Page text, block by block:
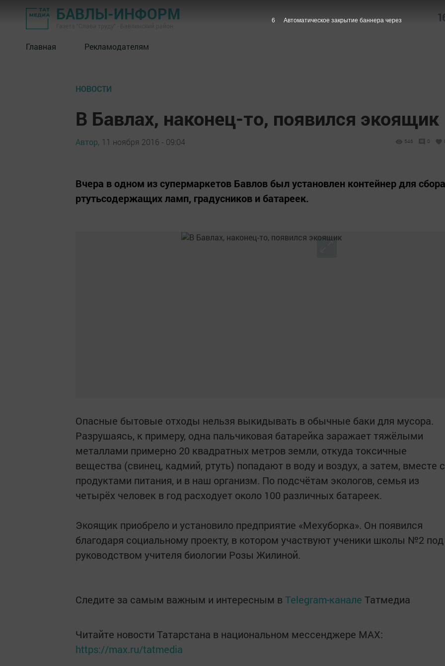
БАВЛЫ-ИНФОРМ
Главная Рекламодателям
НОВОСТИ
В Бавлах, наконец-то, появился экоящик
Автор, 11 ноября 2016 - 09:04 546 0
Вчера в одном из супермаркетов Бавлов был установлен контейнер для сбора
ртутьсодержащих ламп, градусников и батареек.
Опасные бытовые отходы нельзя выкидывать в обычные баки для мусора.
Разрушаясь, к примеру, одна пальчиковая батарейка заражает тяжёлыми
металлами примерно 20 квадратных метров земли, откуда токсичные
вещества (свинец, кадмий, ртуть) попадают в воду и воздух, а затем, вместе с
продуктами питания, и в наш организм. По подсчётам экологов, семья из
четырёх человек в год расходует около 100 различных батареек.
Экоящик приобрело и установило предприятие «Мехуборка». Он появился
благодаря социальному проекту, в котором участвуют ученики школы №2 под
руководством учителя биологии Розы Жилиной.
Следите за самым важным и интересным в Telegram-канале Татмедиа
Читайте новости Татарстана в национальном мессенджере MАХ:
https://max.ru/tatmedia
5 Автоматическое закрытие баннера через